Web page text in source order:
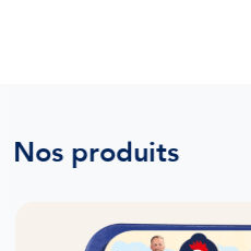
Nos produits